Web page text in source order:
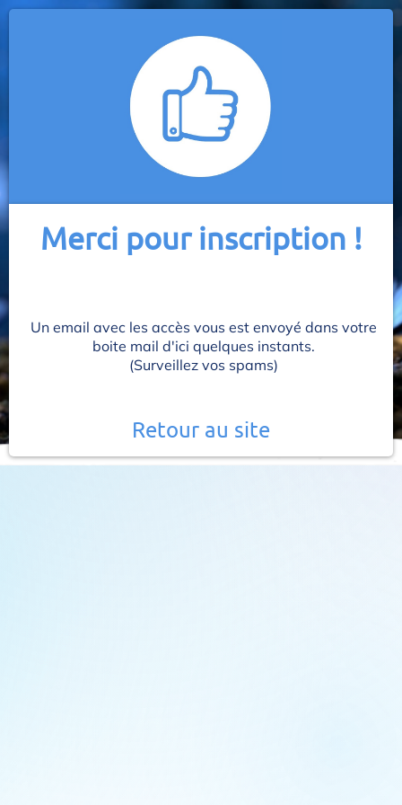
Merci pour inscription !
Un email avec les accès vous est envoyé dans votre
boite mail d'ici quelques instants.
(Surveillez vos spams)
Retour au site